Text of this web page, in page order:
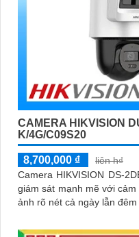
CAMERA HIKVISION
K/4G/C09S20
8,700,000 ₫
liên h₫
Camera HIKVISION DS-
giám sát mạnh mẽ với
ảnh rõ nét cả ngày lẫn đêm